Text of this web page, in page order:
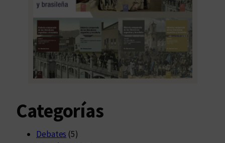
a
o
l
e
c
c
ó
n
T
Categorías
Debates (5)